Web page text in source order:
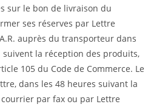
sur le bon de livraison du
ses réserves par Lettre
auprès du transporteur dans
suivent la réception des produits,
105 du Code de Commerce. Le
dans les 48 heures suivant la
par fax ou par Lettre